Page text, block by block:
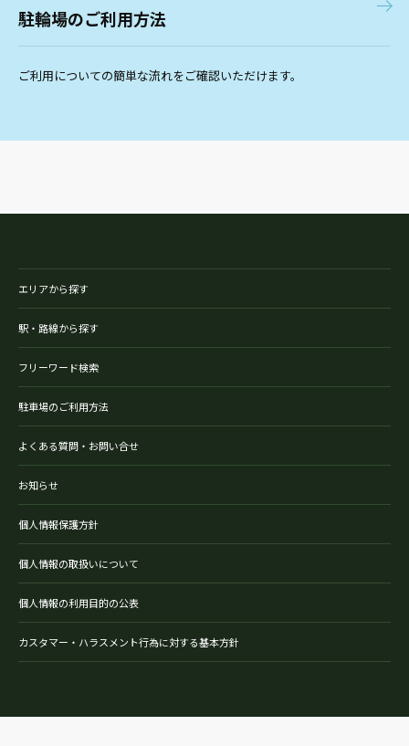
駐輪場のご利用方法
ご利用についての簡単な流れをご確認いただけます。
エリアから探す
駅・路線から探す
フリーワード検索
駐車場のご利用方法
よくある質問・お問い合せ
お知らせ
個人情報保護方針
個人情報の取扱いについて
個人情報の利用目的の公表
カスタマー・ハラスメント行為に対する基本方針